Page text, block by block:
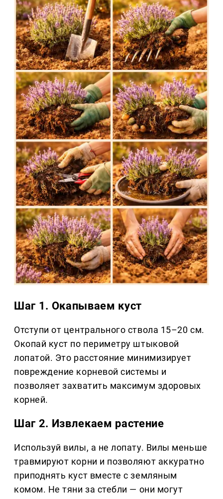
Шаг 1. Окапываем куст
Отступи от центрального ствола 15–20 см.
Окопай куст по периметру штыковой
лопатой. Это расстояние минимизирует
повреждение корневой системы и
позволяет захватить максимум здоровых
корней.
Шаг 2. Извлекаем растение
Используй вилы, а не лопату. Вилы меньше
травмируют корни и позволяют аккуратно
приподнять куст вместе с земляным
комом. Не тяни за стебли — они могут